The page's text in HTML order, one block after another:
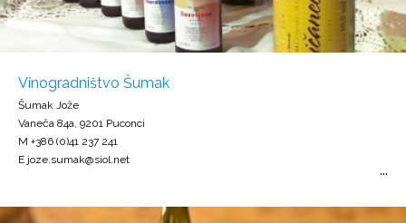
Vinogradništvo Šumak
Šumak Jože
Vaneča 84a, 9201 Puconci
M +386 (0)41 237 241
E joze.sumak@siol.net